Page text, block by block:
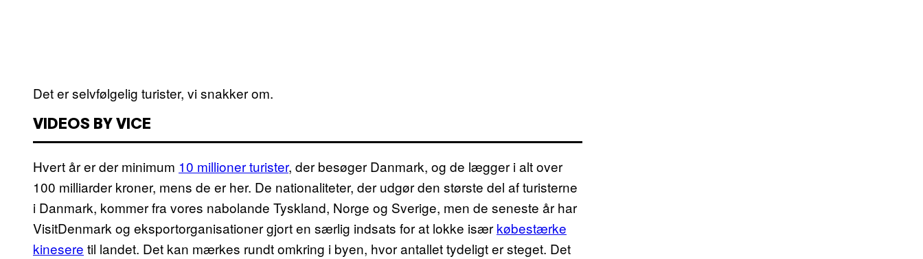
Det er selvfølgelig turister, vi snakker om.
VIDEOS BY VICE
Hvert år er der minimum 10 millioner turister, der besøger Danmark, og de lægger i alt over
100 milliarder kroner, mens de er her. De nationaliteter, der udgør den største del af turisterne
i Danmark, kommer fra vores nabolande Tyskland, Norge og Sverige, men de seneste år har
VisitDenmark og eksportorganisationer gjort en særlig indsats for at lokke især købestærke
kinesere til landet. Det kan mærkes rundt omkring i byen, hvor antallet tydeligt er steget. Det